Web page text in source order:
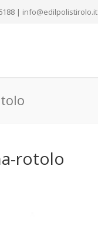
| info@edilpolistirolo.it
rotolo